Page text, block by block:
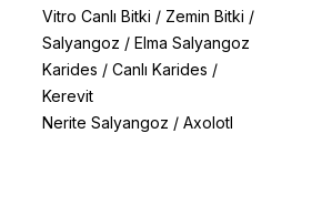
Vitro Canlı Bitki / Zemin Bitki /
Salyangoz /Elma Salyangoz
Karides /Canlı Karides /
Kerevit
Nerite Salyangoz /Axolotl